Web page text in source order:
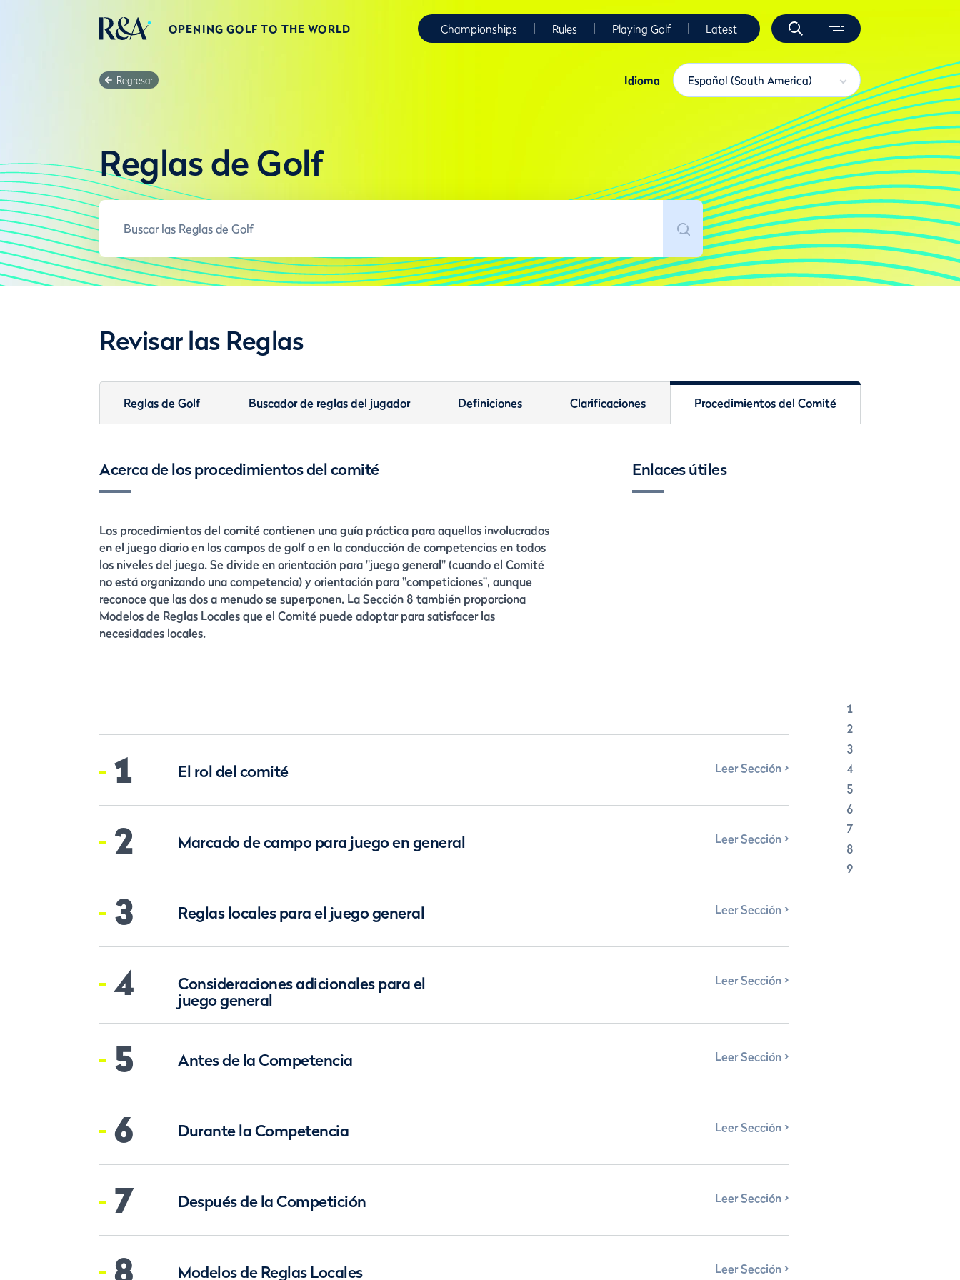
OPENING GOLF TO THE WORLD Championships Rules Playing Golf Latest
Regresar Idioma Español (South America)
Reglas de Golf
Revisar las Reglas
Reglas de Golf Buscador de reglas del jugador Definiciones Clarificaciones Procedimientos del Comité
Acerca de los procedimientos del comité
Los procedimientos del comité contienen una guía práctica para aquellos involucrados
en el juego diario en los campos de golf o en la conducción de competencias en todos
los niveles del juego. Se divide en orientación para "juego general" (cuando el Comité
no está organizando una competencia) y orientación para "competiciones", aunque
reconoce que las dos a menudo se superponen. La Sección 8 también proporciona
Modelos de Reglas Locales que el Comité puede adoptar para satisfacer las
necesidades locales.
Enlaces útiles
1 El rol del comité Leer Sección
2 Marcado de campo para juego en general Leer Sección
3 Reglas locales para el juego general Leer Sección
4
Consideraciones adicionales para el
juego general
Leer Sección
5 Antes de la Competencia Leer Sección
6 Durante la Competencia Leer Sección
7 Después de la Competición Leer Sección
8 Modelos de Reglas Locales Leer Sección
1
2
3
4
5
6
7
8
9